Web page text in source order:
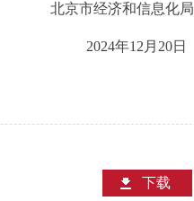
北京市经济和信息化局
2024年12月20日
下载